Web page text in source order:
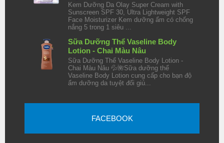
Kem Dưỡng Da Olay Super Cream with
Sunscreen SPF 30, Ultra Lightweight SPF
Face Moisturizer Kem dưỡng ẩm có chống
nắng 5 trong 1 siêu ...
Sữa Dưỡng Thể Vaseline Body
Lotion - Chai Màu Nâu
Sữa Dưỡng Thể Vaseline Body Lotion -
Chai Màu Nâu 💦🌺Sữa dưỡng thể
Vaseline Body Lotion cung cấp cho bạn độ
ẩm dưỡng da tuyệt đối giú...
FACEBOOK